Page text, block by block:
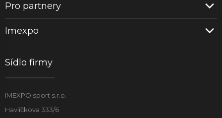
Pro partnery
Imexpo
Sídlo firmy
IMEXPO sport s.r.o.
Havlíčkova 333/6